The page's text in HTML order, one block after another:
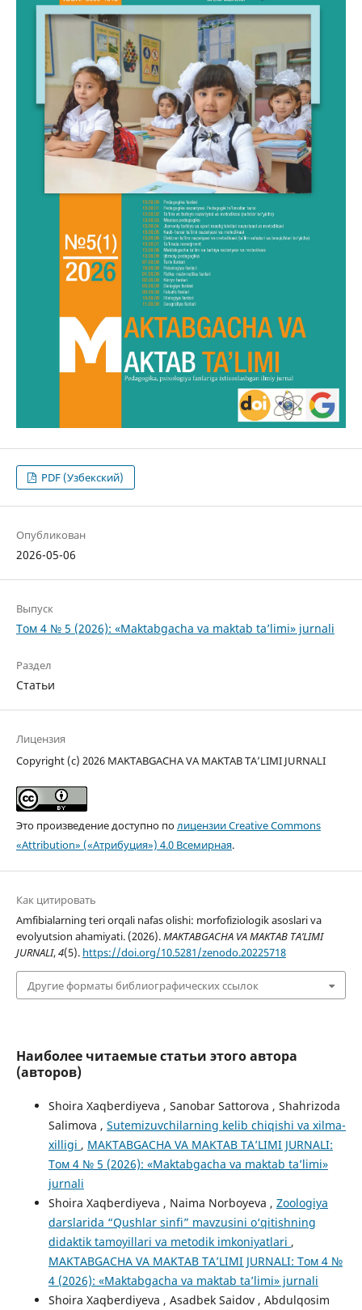
PDF (Узбекский)
Опубликован
2026-05-06
Выпуск
Том 4 № 5 (2026): «Maktabgacha va maktab ta’limi» jurnali
Раздел
Статьи
Лицензия
Copyright (c) 2026 MAKTABGACHA VA MAKTAB TA’LIMI JURNALI
Это произведение доступно полицензии Creative Commons
«Attribution» («Атрибуция») 4.0 Всемирная.
Как цитировать
Amfibialarning teri orqali nafas olishi: morfofiziologik asoslari va
evolyutsion ahamiyati. (2026).MAKTABGACHA VA MAKTAB TA’LIMI
JURNALI,4(5). https://doi.org/10.5281/zenodo.20225718
Другие форматы библиографических ссылок
Наиболее читаемые статьи этого автора
(авторов)
Shoira Xaqberdiyeva , Sanobar Sattorova , Shahrizoda
Salimova , Sutemizuvchilarning kelib chiqishi va xilma-
xilligi , MAKTABGACHA VA MAKTAB TA’LIMI JURNALI:
Том 4 № 5 (2026): «Maktabgacha va maktab ta’limi»
jurnali
Shoira Xaqberdiyeva , Naima Norboyeva , Zoologiya
darslarida “Qushlar sinfi” mavzusini o‘qitishning
didaktik tamoyillari va metodik imkoniyatlari ,
MAKTABGACHA VA MAKTAB TA’LIMI JURNALI: Том 4 №
4 (2026): «Maktabgacha va maktab ta’limi» jurnali
Shoira Xaqberdiyeva , Asadbek Saidov , Abdulqosim